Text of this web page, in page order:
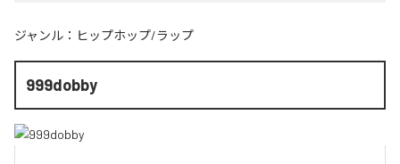
ジャンル： ヒップホップ/ラップ
999dobby